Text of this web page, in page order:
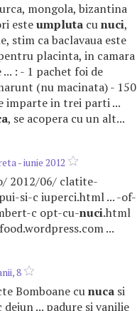
mongola, bizantina
esteumpluta cunuci,
stim ca baclavaua este
placinta, in camara
: - 1 pachet foi de
(nu macinata) - 150
imparte in trei parti ...
, se acopera cu un alt...
- iunie 2012
2012/06/ clatite-
si-c iuperci.html ... -of-
c opt-cu-nuci.html
...
8
Bomboane cunuca si
dejun ... padure si vanilie